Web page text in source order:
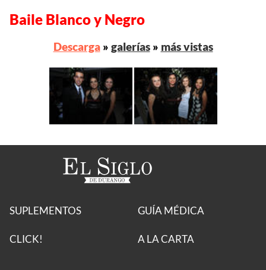
Baile Blanco y Negro
Descarga» galerías» más vistas
SUPLEMENTOS
CLICK!
GUÍA MÉDICA
A LA CARTA